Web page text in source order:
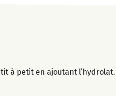
à petit en ajoutant l’hydrolat.